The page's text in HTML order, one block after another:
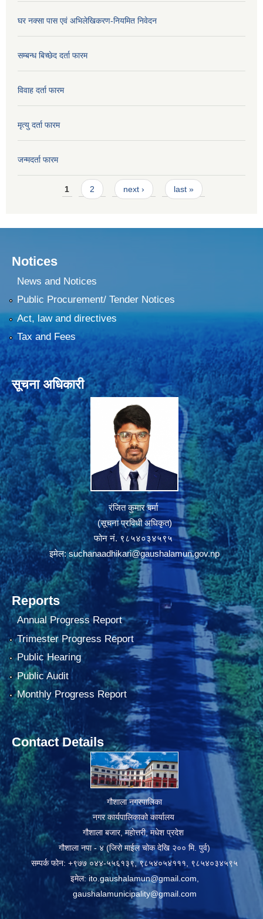
घर नक्सा पास एवं अभिलेखिकरण-नियमित निवेदन
सम्बन्ध बिच्छेद दर्ता फारम
विवाह दर्ता फारम
मृत्यु दर्ता फारम
जन्मदर्ता फारम
Pages1 2 next › last »
Notices
News and Notices
Public Procurement/ Tender Notices
Act, law and directives
Tax and Fees
सूचना अधिकारी
रंजित कुमार बर्मा
(सूचना प्रविधी अधिकृत)
फोन नं. ९८५४०३४५९५
इमेल:suchanaadhikari@gaushalamun.gov.np
Reports
Annual Progress Report
Trimester Progress Report
Public Hearing
Public Audit
Monthly Progress Report
Contact Details
गौशाला नगरपालिका
नगर कार्यपालिकाको कार्यालय
गौशाला बजार, महोत्तरी, मधेश प्रदेश
गौशाला नपा - ४ (जिरो माईल चोक देखि २०० मि. पुर्व)
सम्पर्क फोन: +९७७ ०४४-५५६१३९, ९८५४०५४१११, ९८५४०३४५९५
इमेल: ito.gaushalamun@gmail.com
gaushalamunicipality@gmail.com